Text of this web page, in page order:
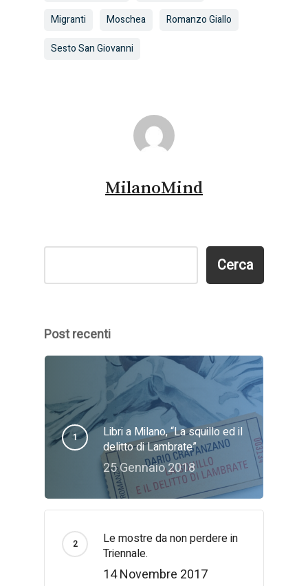
Migranti Moschea
Romanzo Giallo
Sesto San Giovanni
MilanoMind
Cerca
Cerca
Post recenti
Libri a Milano, “La squillo ed il
delitto di Lambrate”
25 Gennaio 2018
Le mostre da non perdere in
Triennale.
14 Novembre 2017